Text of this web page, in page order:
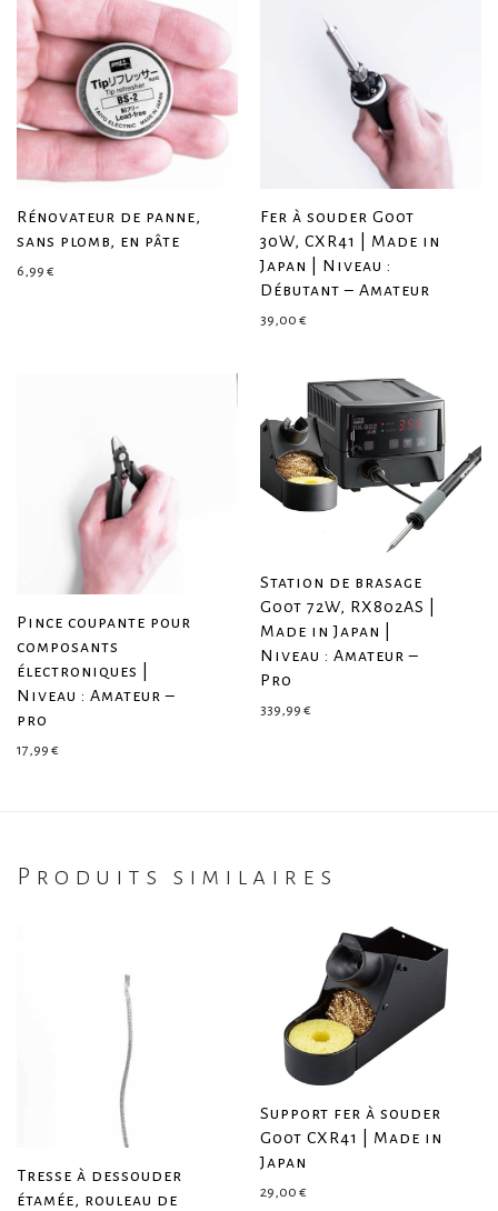
Rénovateur de panne,
sans plomb, en pâte
6,99 €
Fer à souder Goot
30W, CXR41 | Made in
Japan | Niveau :
Débutant – Amateur
39,00 €
Pince coupante pour
composants
électroniques |
Niveau : Amateur –
pro
17,99 €
Station de brasage
Goot 72W, RX802AS |
Made in Japan |
Niveau : Amateur –
Pro
339,99 €
Produits similaires
Tresse à dessouder
étamée, rouleau de
Support fer à souder
Goot CXR41 | Made in
Japan
29,00 €